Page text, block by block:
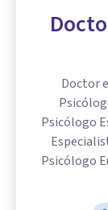
Doctor
Psicólogo
Psicólogo